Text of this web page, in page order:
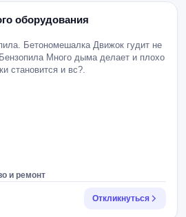
оборудования
Бетономешалка Движок гудит не
Бензопила Много дыма делает и плохо
становится и вс?.
и ремонт
Откликнуться